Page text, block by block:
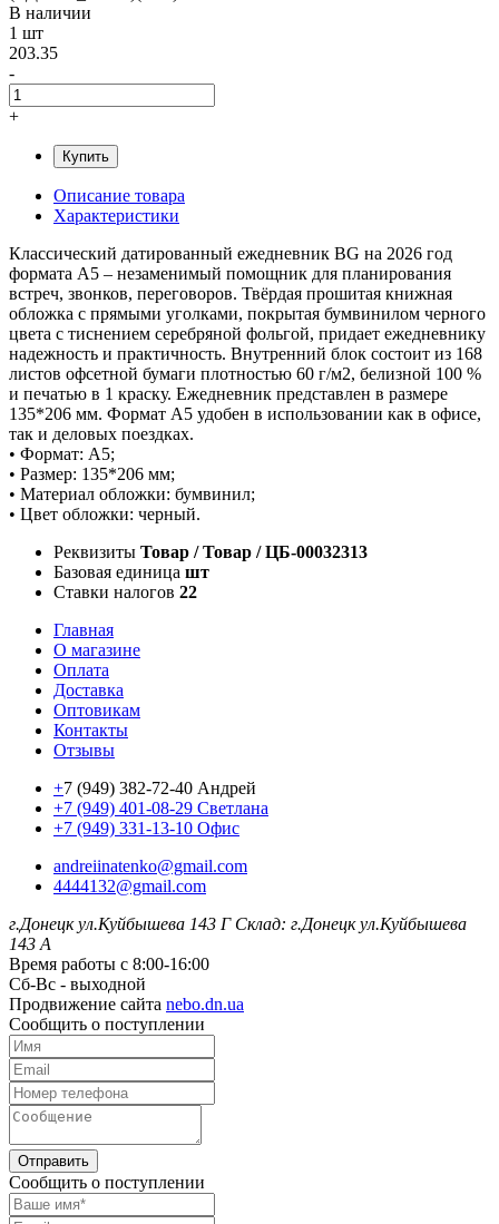
В наличии
1 шт
203.35
-
+
Купить
Описание товара
Характеристики
Классический датированный ежедневник BG на 2026 год
формата А5 – незаменимый помощник для планирования
встреч, звонков, переговоров. Твёрдая прошитая книжная
обложка с прямыми уголками, покрытая бумвинилом черного
цвета с тиснением серебряной фольгой, придает ежедневнику
надежность и практичность. Внутренний блок состоит из 168
листов офсетной бумаги плотностью 60 г/м2, белизной 100 %
и печатью в 1 краску. Ежедневник представлен в размере
135*206 мм. Формат А5 удобен в использовании как в офисе,
так и деловых поездках.
• Формат: А5;
• Размер: 135*206 мм;
• Материал обложки: бумвинил;
• Цвет обложки: черный.
Реквизиты Товар / Товар / ЦБ-00032313
Базовая единица шт
Ставки налогов 22
Главная
О магазине
Оплата
Доставка
Оптовикам
Контакты
Отзывы
+7 (949) 382-72-40 Андрей
+7 (949) 401-08-29 Светлана
+7 (949) 331-13-10 Офис
andreiinatenko@gmail.com
4444132@gmail.com
г.Донецк ул.Куйбышева 143 Г Склад: г.Донецк ул.Куйбышева
143 А
Время работы с 8:00-16:00
Сб-Вс - выходной
Продвижение сайта nebo.dn.ua
Сообщить о поступлении
Отправить
Сообщить о поступлении